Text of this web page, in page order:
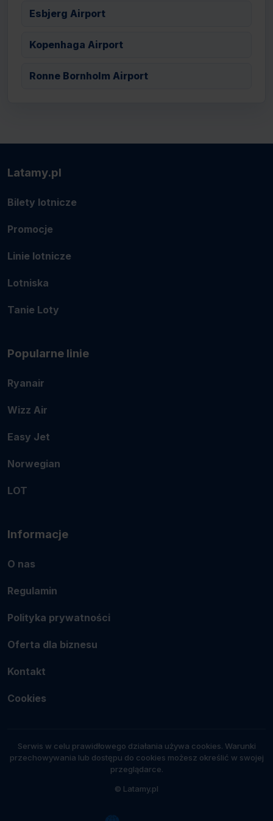
Esbjerg Airport
Kopenhaga Airport
Ronne Bornholm Airport
Latamy.pl
Bilety lotnicze
Promocje
Linie lotnicze
Lotniska
Tanie Loty
Popularne linie
Ryanair
Wizz Air
Easy Jet
Norwegian
LOT
Informacje
O nas
Regulamin
Polityka prywatności
Oferta dla biznesu
Kontakt
Cookies
Serwis w celu prawidłowego działania używa cookies. Warunki
przechowywania lub dostępu do cookies możesz określić w swojej
przeglądarce.
© Latamy.pl